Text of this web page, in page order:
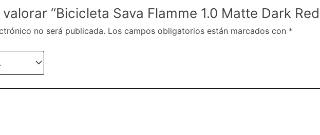
“Bicicleta Sava Flamme 1.0 Matte Dark
no será publicada. Los campos obligatorios están marcados con *